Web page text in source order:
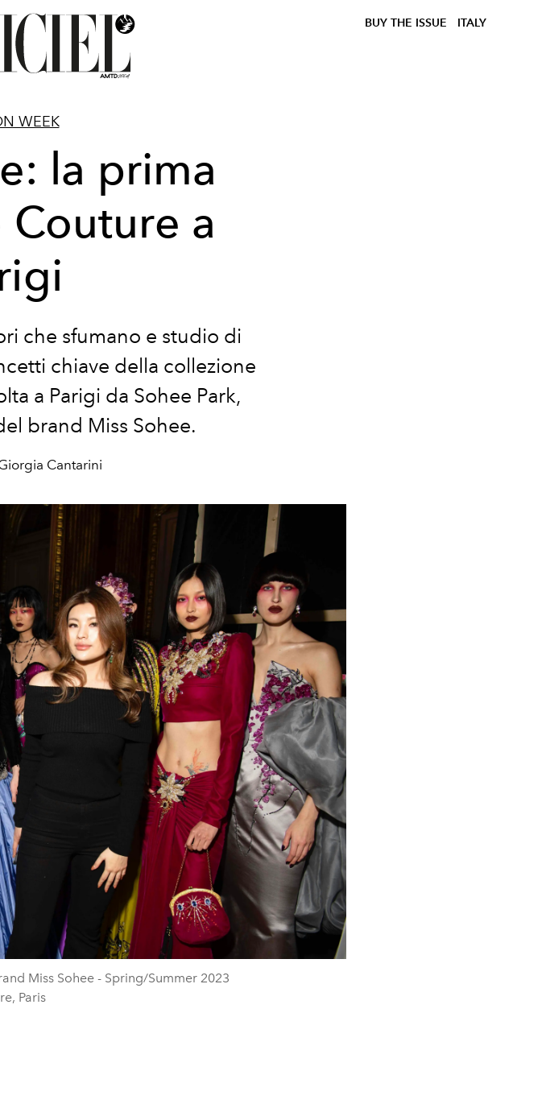
BUY THE ISSUE ITALY
WEEK
la prima
a
che sfumano e studio di
chiave della collezione
a Parigi da Sohee Park,
brand Miss Sohee.
Cantarini
Miss Sohee - Spring/Summer 2023
Paris